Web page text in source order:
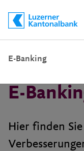
E-Banking
E-
Hier finden